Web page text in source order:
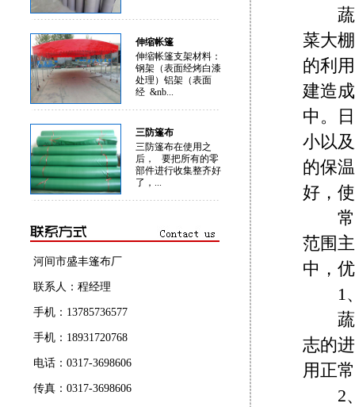
伸缩帐篷
伸缩帐篷支架材料：
钢架（表面经烤白漆
处理）铝架（表面
经 &nb...
三防篷布
三防篷布在使用之
后， 要把所有的零
部件进行收集整齐好
了，...
河间市盛丰篷布厂
联系人：程经理
手机：13785736577
手机：18931720768
电话：0317-3698606
传真：0317-3698606
蔬菜
菜大
的利
建造
中。
小以
的保
好，
常用
范围
中，
1、
蔬菜
志的
用正
2、